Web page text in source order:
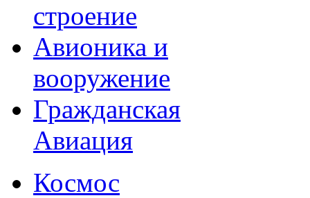
строение
Авионика и
вооружение
Гражданская
Авиация
Космос